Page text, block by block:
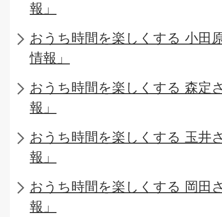
報」
おうち時間を楽しくする 小田
情報」
おうち時間を楽しくする 森定
報」
おうち時間を楽しくする 玉井
報」
おうち時間を楽しくする 岡田
報」